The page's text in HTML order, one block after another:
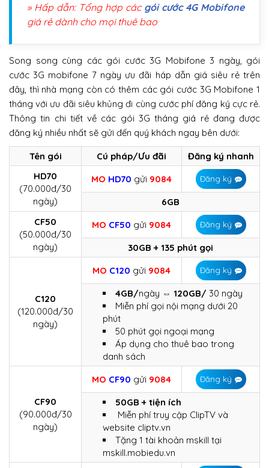
» Hấp dẫn: Tổng hợp các gói cước 4G Mobifone
giá rẻ dành cho mọi thuê bao
Song song cùng các gói cước 3G Mobifone 3 ngày, gói
cước 3G mobifone 7 ngày ưu đãi háp dẫn giá siêu rẻ trên
đây, thì nhà mạng còn có thêm các gói cước 3G Mobifone 1
tháng với ưu đãi siêu khủng đi cùng cước phí đăng ký cực rẻ.
Thông tin chi tiết về các gói 3G tháng giá rẻ đang được
đăng ký nhiều nhất sẽ gửi đến quý khách ngay bên dưới:
Tên gói Cú pháp/Ưu đãi
Đăng ký nhanh
HD70
(70.000đ/30
ngày)
MO HD70 gửi 9084 Đăng ký
6GB
CF50
(50.000đ/30
ngày)
MO CF50 gửi 9084 Đăng ký
30GB + 135 phút gọi
C120
(120.000đ/30
ngày)
MO C120 gửi 9084 Đăng ký
4GB/ngày ⇔ 120GB/ 30 ngày
Miễn phí gọi nội mạng dưới 20
phút
50 phút gọi ngoại mạng
Áp dụng cho thuê bao trong
danh sách
CF90
(90.000đ/30
ngày)
MO CF90 gửi 9084 Đăng ký
50GB + tiện ích
Miễn phí truy cập ClipTV và
website cliptv.vn
Tặng 1 tài khoản mskill tại
mskill.mobiedu.vn